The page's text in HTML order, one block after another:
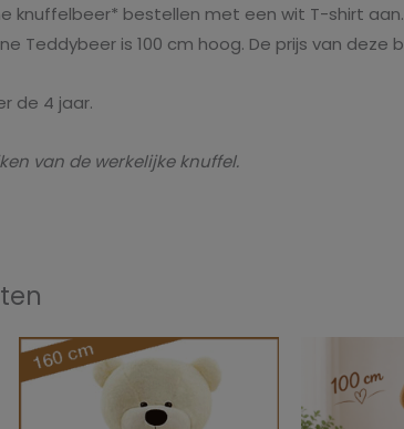
knuffelbeer* bestellen met een wit T-shirt
Teddybeer is 100 cm hoog. De prijs van deze
de 4 jaar.
van de werkelijke knuffel.
Oorspronkelijke
prijs
was:
€107.00.
Huidige
prijs
€79.95.
was: